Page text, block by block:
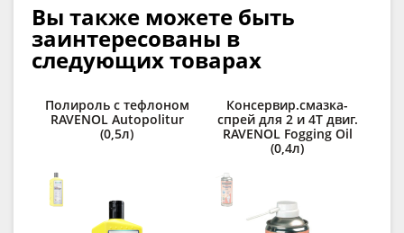
Вы также можете быть
заинтересованы в
следующих товарах
Полироль с тефлоном
RAVENOL Autopolitur
(0,5л)
Консервир.смазка-
спрей для 2 и 4Т двиг.
RAVENOL Fogging Oil
(0,4л)